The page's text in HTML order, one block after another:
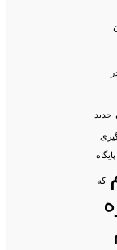
جدید
پایگاه
که